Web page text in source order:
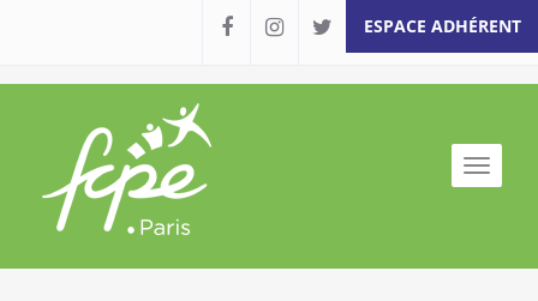
ESPACE ADHÉRENT
Toggle